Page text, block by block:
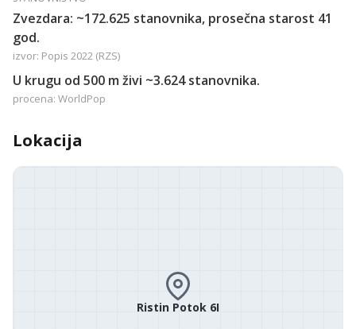
Zvezdara: ~172.625 stanovnika, prosečna starost 41
god.
izvor: Popis 2022 (RZS)
U krugu od 500 m živi ~3.624 stanovnika.
procena: WorldPop
Lokacija
Ristin Potok 6I